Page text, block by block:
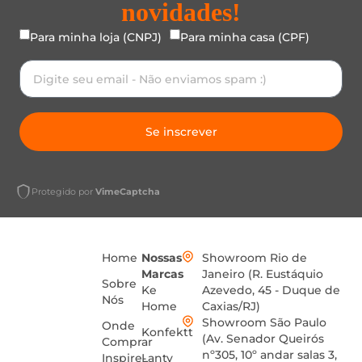
novidades!
Para minha loja (CNPJ) Para minha casa (CPF)
Se inscrever
Protegido por VimeCaptcha
Home
Sobre
Nós
Onde
Comprar
Inspire-
Nossas
Marcas
Ke
Home
Konfektt
Lanty
Showroom Rio de
Janeiro (R. Eustáquio
Azevedo, 45 - Duque de
Caxias/RJ)
Showroom São Paulo
(Av. Senador Queirós
nº305, 10º andar salas 3,